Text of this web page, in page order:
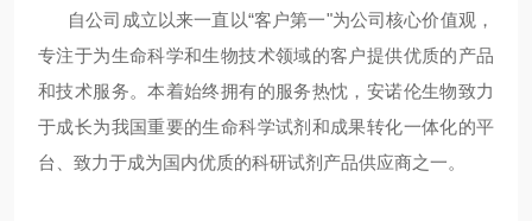
自公司成立以来一直以“客户第一"为公司核心价值观，
专注于为生命科学和生物技术领域的客户提供优质的产品
和技术服务。本着始终拥有的服务热忱，安诺伦生物致力
于成长为我国重要的生命科学试剂和成果转化一体化的平
台、致力于成为国内优质的科研试剂产品供应商之一。